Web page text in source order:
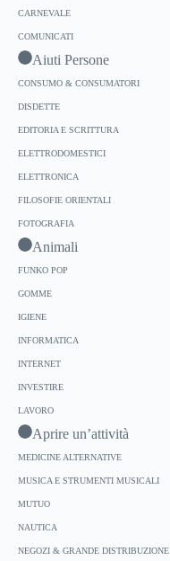
CARNEVALE
COMUNICATI
Aiuti Persone
CONSUMO & CONSUMATORI
DISDETTE
EDITORIA E SCRITTURA
ELETTRODOMESTICI
ELETTRONICA
FILOSOFIE ORIENTALI
FOTOGRAFIA
Animali
FUNKO POP
GOMME
IGIENE
INFORMATICA
INTERNET
INVESTIRE
LAVORO
Aprire un’attività
MEDICINE ALTERNATIVE
MUSICA E STRUMENTI MUSICALI
MUTUO
NAUTICA
NEGOZI & GRANDE DISTRIBUZIONE